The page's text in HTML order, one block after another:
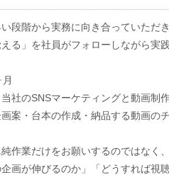
い段階から実務に向き合っていただ
る」を社員がフォローしながら実
当社のSNSマーケティングと動画制
案・台本の作成・納品する動画の
作業だけをお願いするのではなく、
企画が伸びるのか」「どうすれば